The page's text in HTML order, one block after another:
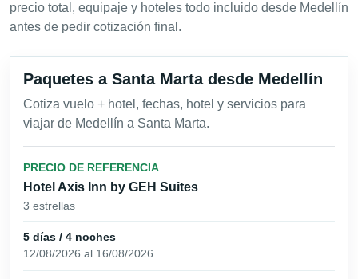
precio total, equipaje y hoteles todo incluido desde Medellín
antes de pedir cotización final.
Paquetes a Santa Marta desde Medellín
Cotiza vuelo + hotel, fechas, hotel y servicios para
viajar de Medellín a Santa Marta.
PRECIO DE REFERENCIA
Hotel Axis Inn by GEH Suites
3 estrellas
5 días / 4 noches
12/08/2026 al 16/08/2026